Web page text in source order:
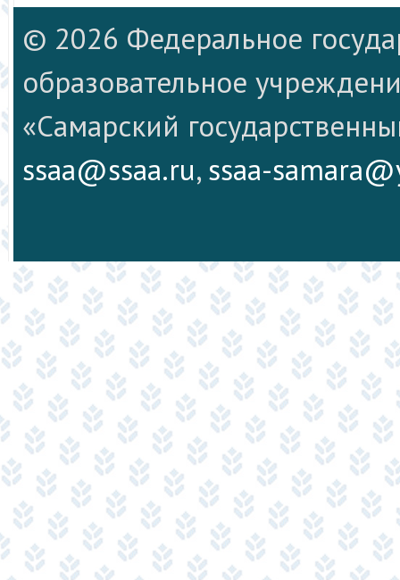
© 2026 Федеральное
образовательное
«Самарский
ssaa@ssaa.ru, ssaa-